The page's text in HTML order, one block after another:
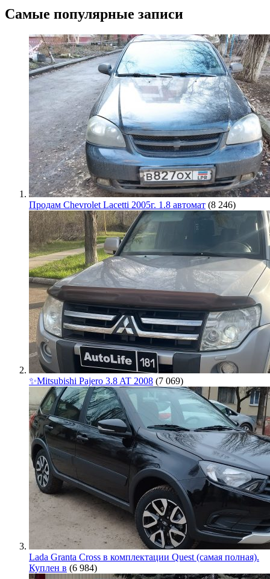
Самые популярные записи
Продам Chevrolet Lacetti 2005г. 1.8 автомат (8 246)
✨Mitsubishi Pajero 3.8 AT 2008 (7 069)
Lada Granta Cross в комплектации Quest (самая полная).
Куплен в (6 984)